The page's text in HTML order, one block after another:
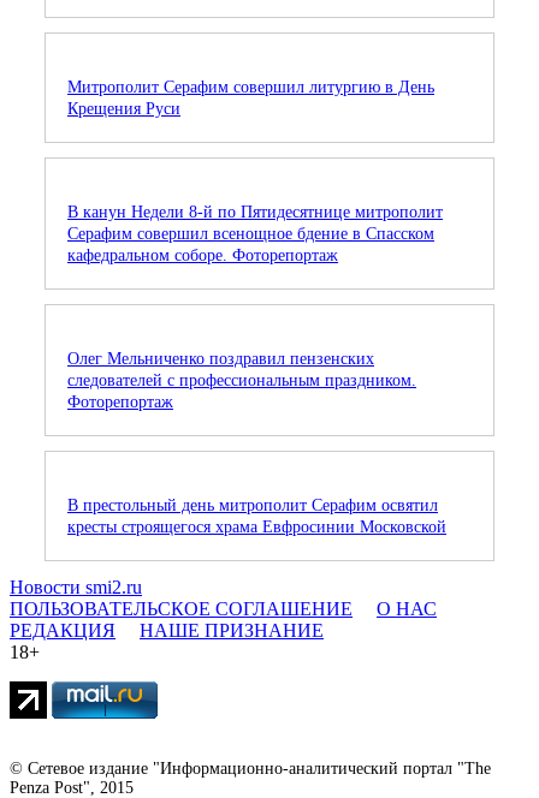
Митрополит Серафим совершил литургию в День
Крещения Руси
В канун Недели 8-й по Пятидесятнице митрополит
Серафим совершил всенощное бдение в Спасском
кафедральном соборе. Фоторепортаж
Олег Мельниченко поздравил пензенских
следователей с профессиональным праздником.
Фоторепортаж
В престольный день митрополит Серафим освятил
кресты строящегося храма Евфросинии Московской
Новости smi2.ru
ПОЛЬЗОВАТЕЛЬСКОЕ СОГЛАШЕНИЕ
О НАС
РЕДАКЦИЯ
НАШЕ ПРИЗНАНИЕ
18+
© Сетевое издание "Информационно-аналитический портал "The
Penza Post", 2015